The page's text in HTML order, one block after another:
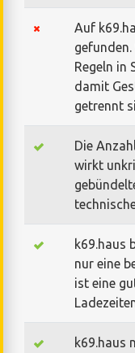
Auf
Regeln in
damit
getrennt
Die
wirkt
k69.haus
nur eine
ist eine
k69.haus